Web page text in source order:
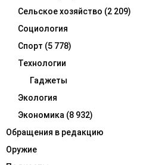
Сельское хозяйство (2 209)
Социология
Спорт (5 778)
Технологии
Гаджеты
Экология
Экономика (8 932)
Обращения в редакцию
Оружие